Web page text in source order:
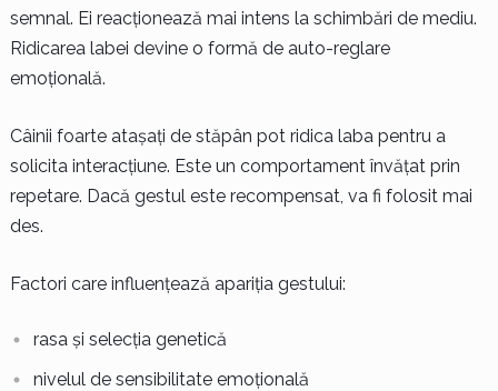
semnal. Ei reacționează mai intens la schimbări de mediu.
Ridicarea labei devine o formă de auto-reglare
emoțională.
Câinii foarte atașați de stăpân pot ridica laba pentru a
solicita interacțiune. Este un comportament învățat prin
repetare. Dacă gestul este recompensat, va fi folosit mai
des.
Factori care influențează apariția gestului:
rasa și selecția genetică
nivelul de sensibilitate emoțională